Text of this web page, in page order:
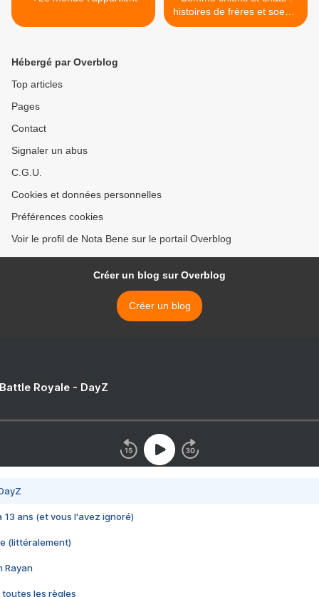
histoires de frères et soeurs
>
Hébergé par Overblog
Top articles
Pages
Contact
Signaler un abus
C.G.U.
Cookies et données personnelles
Préférences cookies
Voir le profil de Nota Bene sur le portail Overblog
Créer un blog sur Overblog
Créer un blog
Royale - DayZ
13 ans (et vous l'avez ignoré)
(littéralement)
Rayan
toutes les règles